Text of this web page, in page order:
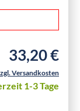
Regulärer
33,20 €
Versandkosten
1-3 Tage